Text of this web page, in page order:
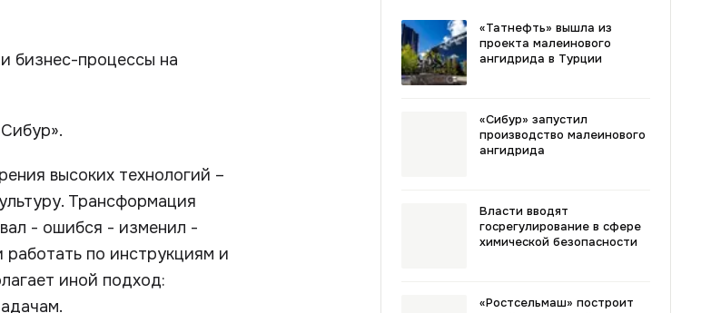
бизнес-процессы на
высоких технологий –
Трансформация
- ошибся - изменил -
по инструкциям и
иной подход:
«Татнефть» вышла из
проекта малеинового
ангидрида в Турции
«Сибур» запустил
производство малеинового
ангидрида
Власти вводят
госрегулирование в сфере
химической безопасности
«Ростсельмаш» построит